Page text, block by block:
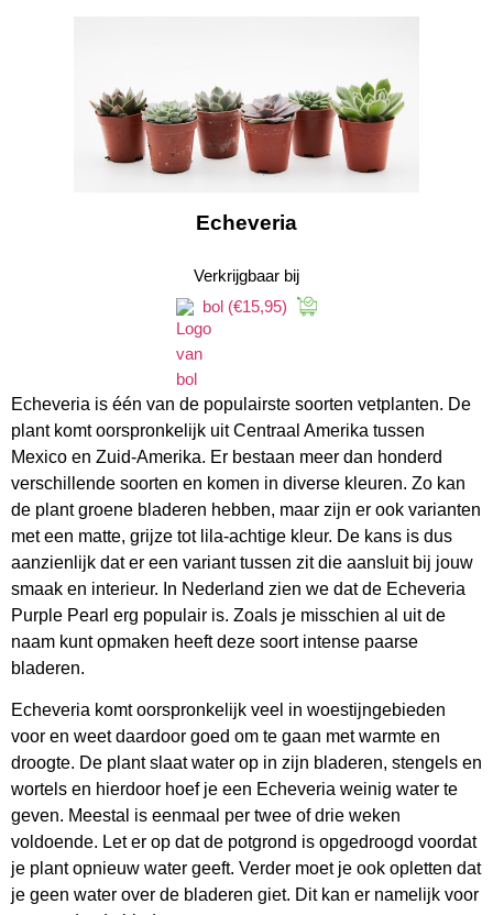
Echeveria
Verkrijgbaar bij
bol (€15,95)
Echeveria is één van de populairste soorten vetplanten. De
plant komt oorspronkelijk uit Centraal Amerika tussen
Mexico en Zuid-Amerika. Er bestaan meer dan honderd
verschillende soorten en komen in diverse kleuren. Zo kan
de plant groene bladeren hebben, maar zijn er ook varianten
met een matte, grijze tot lila-achtige kleur. De kans is dus
aanzienlijk dat er een variant tussen zit die aansluit bij jouw
smaak en interieur. In Nederland zien we dat de Echeveria
Purple Pearl erg populair is. Zoals je misschien al uit de
naam kunt opmaken heeft deze soort intense paarse
bladeren.
Echeveria komt oorspronkelijk veel in woestijngebieden
voor en weet daardoor goed om te gaan met warmte en
droogte. De plant slaat water op in zijn bladeren, stengels en
wortels en hierdoor hoef je een Echeveria weinig water te
geven. Meestal is eenmaal per twee of drie weken
voldoende. Let er op dat de potgrond is opgedroogd voordat
je plant opnieuw water geeft. Verder moet je ook opletten dat
je geen water over de bladeren giet. Dit kan er namelijk voor